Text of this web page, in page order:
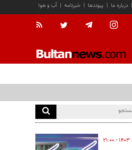
آب و هوا | خبرنامه | پیوندها | درباره ما |